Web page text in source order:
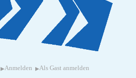
▸Anmelden ▸Als Gast anmelden